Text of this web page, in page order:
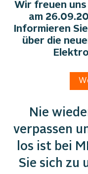
Wir freuen
am
Informieren
über die
Nie
verpassen
los ist bei
Sie sich zu